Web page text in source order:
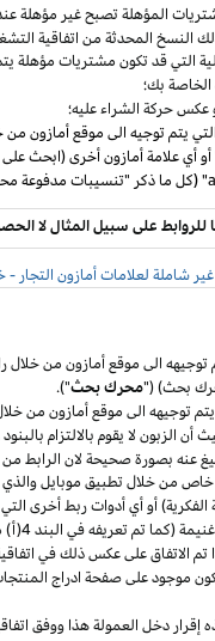
المؤهلة تصبح غير مؤهلة
النسخ المحدثة من اتفاقية
التي قد تكون مشتريات مؤهلة
الخاصة بك؛
عكس حركة الشراء عليه؛
يتم توجيه الى موقع أمازون
أي علامة أمازون أخرى (ابحث على
للروابط على سبيل المثال لا
شاملة لعلامات أمازون التجار
توجيهه الى موقع أمازون من
بحث) ("محرك بحث").
توجيهه الى موقع أمازون من
أن الزبون لا يقوم بالالتزام بالبنود
عنه بصورة صحيحة لان
خاص من خلال تطبيق موبايل
أو أي أدوات ربط أخرى
في البند 4(أ) من إقرار دخل العمولة
تم الاتفاق على عكس ذلك في
موجود على صفحة ادراج
إقرار دخل العمولة هذا ووفق